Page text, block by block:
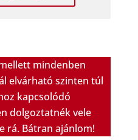
mindenben
elvárható szinten túl
kapcsolódó
dolgoztatnék vele
rá. Bátran ajánlom!